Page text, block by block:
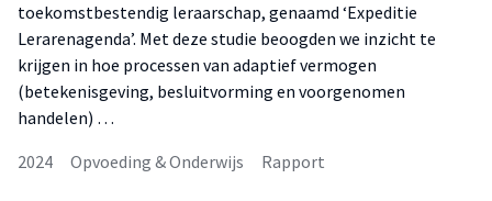
toekomstbestendig leraarschap, genaamd ‘Expeditie
Lerarenagenda’. Met deze studie beoogden we inzicht te
krijgen in hoe processen van adaptief vermogen
(betekenisgeving, besluitvorming en voorgenomen
handelen) …
2024
Opvoeding & Onderwijs Rapport